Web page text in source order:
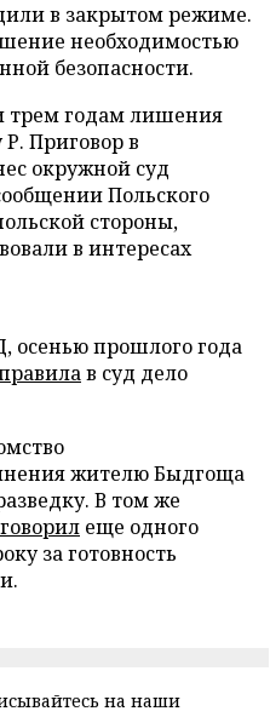
в закрытом режиме.
необходимостью
безопасности.
трем годам лишения
Приговор в
окружной суд
Польского
стороны,
в интересах
осенью прошлого года
в суд дело
жителю Быдгоща
В том же
еще одного
за готовность
на наши